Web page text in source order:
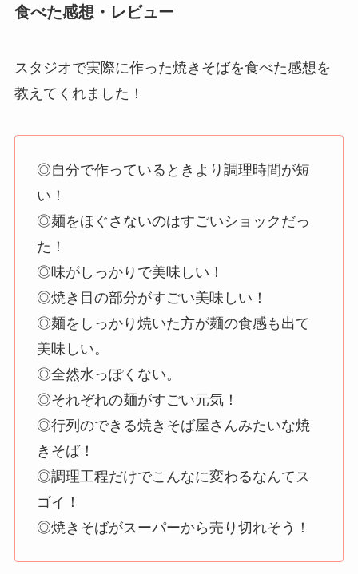
食べた感想・レビュー
スタジオで実際に作った焼きそばを食べた感想を
教えてくれました！
◎自分で作っているときより調理時間が短
い！
◎麺をほぐさないのはすごいショックだっ
た！
◎味がしっかりで美味しい！
◎焼き目の部分がすごい美味しい！
◎麺をしっかり焼いた方が麺の食感も出て
美味しい。
◎全然水っぽくない。
◎それぞれの麺がすごい元気！
◎行列のできる焼きそば屋さんみたいな焼
きそば！
◎調理工程だけでこんなに変わるなんてス
ゴイ！
◎焼きそばがスーパーから売り切れそう！